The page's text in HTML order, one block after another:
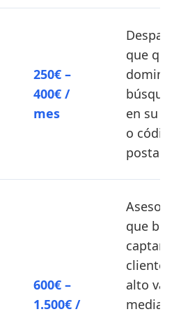
250€ –
400€ /
mes
que
dominar
en su
o código
postal.
600€ –
1.500€ /
que
captar
clientes
alto valor